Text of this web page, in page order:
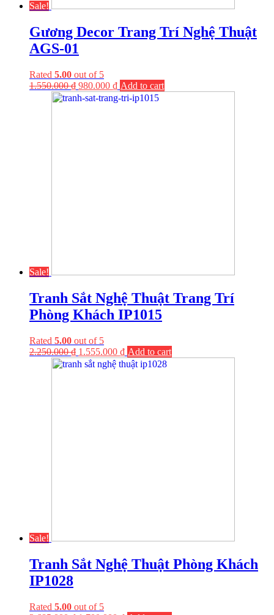
Sale!
Gương Decor Trang Trí Nghệ Thuật
AGS-01
Rated 5.00 out of 5
1.550.000₫ 980.000 ₫ Add to cart
Sale!
Tranh Sắt Nghệ Thuật Trang Trí
Phòng Khách IP1015
Rated 5.00 out of 5
2.250.000₫ 1.555.000 ₫ Add to cart
Sale!
Tranh Sắt Nghệ Thuật Phòng Khách
IP1028
Rated 5.00 out of 5